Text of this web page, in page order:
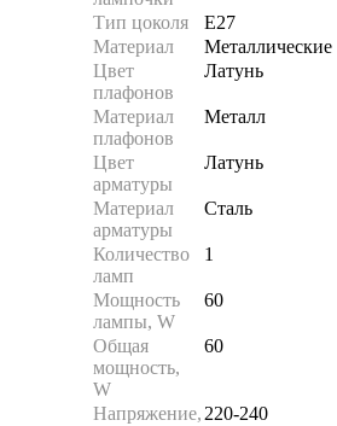
Тип цоколя
E27
Материал
Металлические
Цвет
плафонов
Латунь
Материал
плафонов
Металл
Цвет
арматуры
Латунь
Материал
арматуры
Сталь
Количество
ламп
1
Мощность
лампы, W
60
Общая
мощность,
W
60
Напряжение, 220-240